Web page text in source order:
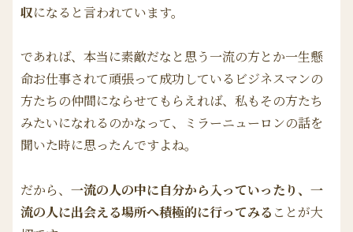
収になると言われています。
であれば、本当に素敵だなと思う一流の方とか一生懸
命お仕事されて頑張って成功しているビジネスマンの
方たちの仲間にならせてもらえれば、私もその方たち
みたいになれるのかなって、ミラーニューロンの話を
聞いた時に思ったんですよね。
だから、 一流の人の中に自分から入っていったり、一
流の人に出会える場所へ積極的に行ってみる ことが大